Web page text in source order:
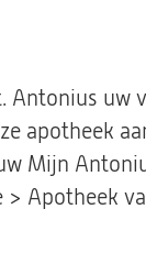
Antonius
apotheek
Mijn
Apotheek